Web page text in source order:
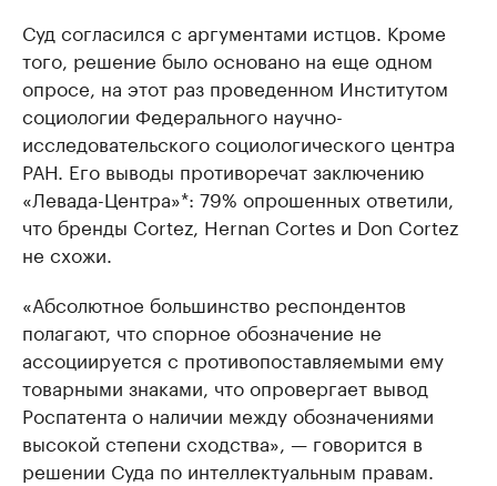
Суд согласился с аргументами истцов. Кроме
того, решение было основано на еще одном
опросе, на этот раз проведенном Институтом
социологии Федерального научно-
исследовательского социологического центра
РАН. Его выводы противоречат заключению
«Левада-Центра»*: 79% опрошенных ответили,
что бренды Cortez, Hernan Cortes и Don Cortez
не схожи.
«Абсолютное большинство респондентов
полагают, что спорное обозначение не
ассоциируется с противопоставляемыми ему
товарными знаками, что опровергает вывод
Роспатента о наличии между обозначениями
высокой степени сходства», — говорится в
решении Суда по интеллектуальным правам.